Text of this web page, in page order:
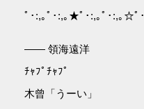
ﾟ･:,｡ﾟ･:,｡★ﾟ･:,｡ﾟ･:,｡☆
―― 領海遠洋
ﾁｬﾌﾟﾁｬﾌﾟ
木曾「うーい」